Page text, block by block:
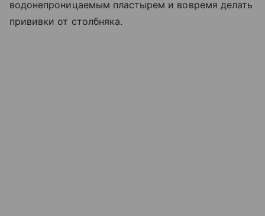
водонепроницаемым пластырем и вовремя делать
прививки от столбняка.